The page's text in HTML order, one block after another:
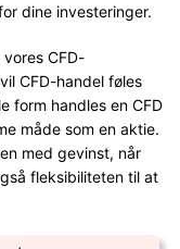
dine investeringer.
CFD-
CFD-handel føles
form handles en CFD
måde som en aktie.
med gevinst, når
fleksibiliteten til at